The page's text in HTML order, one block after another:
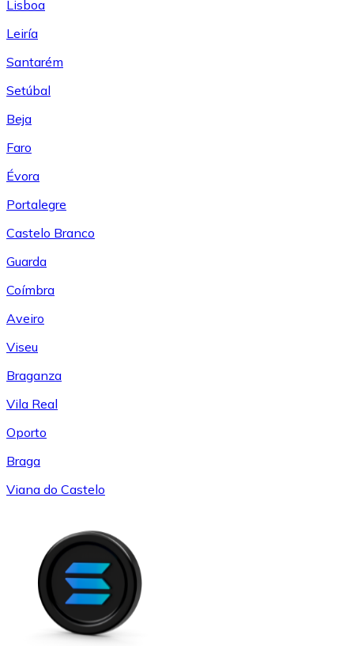
Lisboa
Leiría
Santarém
Setúbal
Beja
Faro
Évora
Portalegre
Castelo Branco
Guarda
Coímbra
Aveiro
Viseu
Braganza
Vila Real
Oporto
Braga
Viana do Castelo